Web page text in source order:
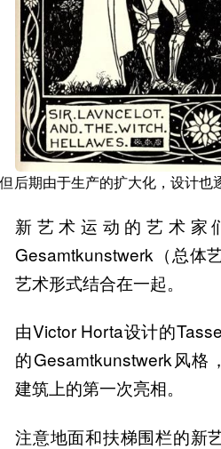
但后期由于生产的扩大化，设计也
新艺术运动的艺术家
Gesamtkunstwerk（总体
艺术形式结合在一起。
由Victor Horta设计的
的Gesamtkunstwerk风格
建筑上的第一次亮相。
注意地面和扶梯围栏的新